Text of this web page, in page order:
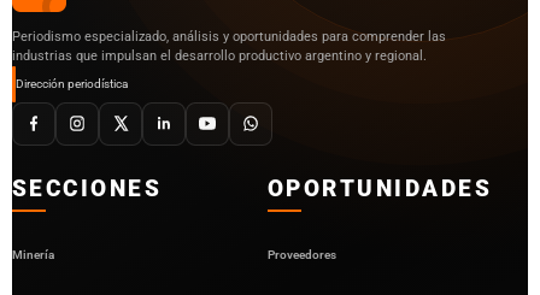
Periodismo especializado, análisis y oportunidades para comprender las
industrias que impulsan el desarrollo productivo argentino y regional.
Dirección periodística
SECCIONES
Minería
OPORTUNIDADES
Proveedores